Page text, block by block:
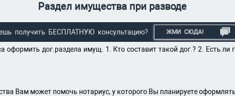
Раздел имущества при разводе
получить БЕСПЛАТНУЮ консультацию? ЖМИ СЮДА!
оформить дог.раздела имущ. 1. Кто составит такой дог.? 2. Есть ли
Вам может помочь нотариус, у которого Вы планируете